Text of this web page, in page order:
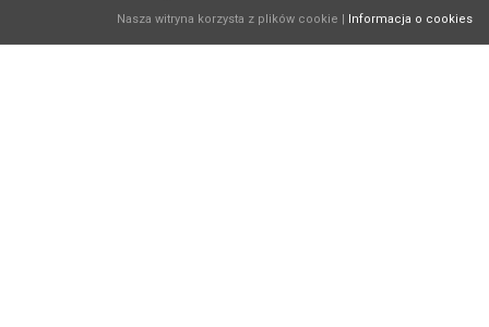
Nasza witryna korzysta z plików cookie | Informacja o cookies